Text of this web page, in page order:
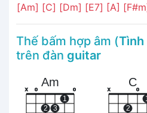
[Am] [C] [Dm] [E7] [A]
Thế bấm hợp âm (Tình
trên đàn guitar
Am
x o
2 3
1
o
C
x
2
o